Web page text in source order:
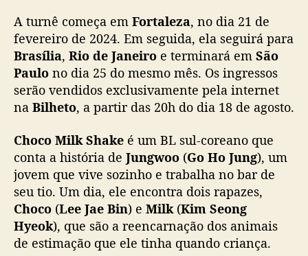
n
g
n
o
B
r
a
i
l
e
m
2
0
2
4
Go Ho Jung, Lee Jae Bin, Kim Seong Hyeok e
Park Seung Bin
📍 Fortaleza, Brasília, Rio de Janeiro e São
Paulo
🗓 Fevereiro de 2024
Grupo e…pic.twitter.com/9uI0huC1Or
— Highway Star (@followhwstar)August 11,
2023
A turnê começa em Fortaleza, no dia 21 de
fevereiro de 2024. Em seguida, ela seguirá para
Brasília, Rio de Janeiro e terminará em São
Paulo no dia 25 do mesmo mês. Os ingressos
serão vendidos exclusivamente pela internet
na Bilheto, a partir das 20h do dia 18 de agosto.
Choco Milk Shake é um BL sul-coreano que
conta a história de Jungwoo (Go Ho Jung), um
jovem que vive sozinho e trabalha no bar de
seu tio. Um dia, ele encontra dois rapazes,
Choco (Lee Jae Bin) e Milk(Kim Seong
Hyeok), que são a reencarnação dos animais
de estimação que ele tinha quando criança.